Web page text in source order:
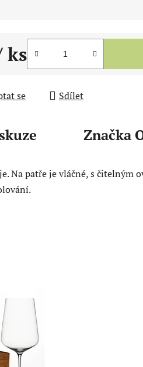
ks
se Sdílet
Značka
Na patře je vláčné, s čitelným